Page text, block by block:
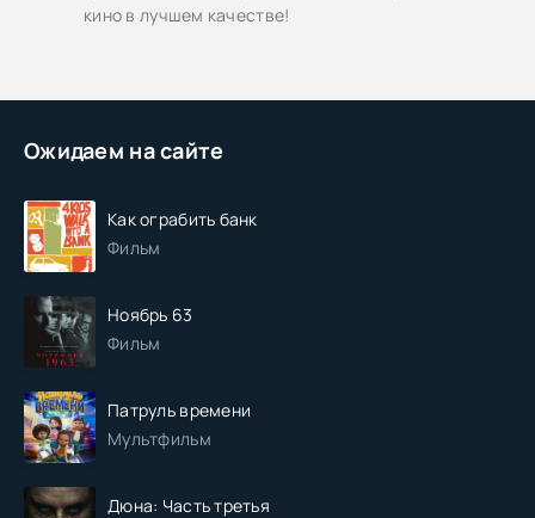
Ожидаем на сайте
Как ограбить банк
Фильм
Ноябрь 63
Фильм
Патруль времени
Мультфильм
Дюна: Часть третья
кино в лучшем качестве!